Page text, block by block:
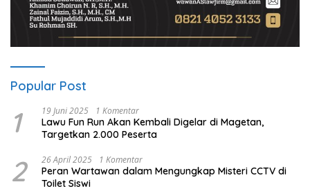
Popular Post
1 19 Juni 2025 1 Komentar
Lawu Fun Run Akan Kembali Digelar di Magetan,
Targetkan 2.000 Peserta
2 26 April 2025 1 Komentar
Peran Wartawan dalam Mengungkap Misteri CCTV di
Toilet Siswi